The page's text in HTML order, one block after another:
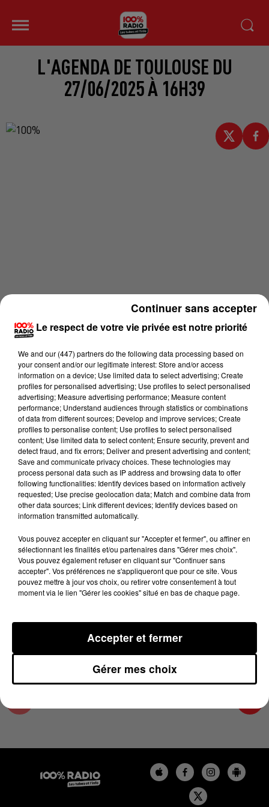
L'AGENDA DE TOULOUSE DU
27/06/2025 À 16H39
Lecture (1 min 15 sec)
100%
100% Radio l'agenda de Toulouse
27 juin 2025 - 1 min 15 sec
L'AGENDA DE TOULOUSE DU 27/06/2025 À
16H39
L'agenda de Toulouse
Le respect de votre vie privée est notre priorité
We and our (447) partnersdo the following data processing based on
your consent and/or our legitimate interest: Store and/or access
information on a device; Use limited data to select advertising; Create
profiles for personalised advertising; Use profiles to select personalised
advertising; Measure advertising performance; Measure content
performance; Understand audiences through statistics or combinations
of data from different sources; Develop and improve services; Create
profiles to personalise content; Use profiles to select personalised
content; Use limited data to select content; Ensure security, prevent and
detect fraud, and fix errors; Deliver and present advertising and content;
Save and communicate privacy choices. These technologies may
process personal data such as IP address and browsing data to offer
following functionalities: Identify devices based on information actively
requested; Use precise geolocation data; Match and combine data from
other data sources; Link different devices; Identify devices based on
information transmitted automatically.
Vous pouvez accepter en cliquant sur "Accepter et fermer", ou affiner en
sélectionnant les finalités et/ou partenaires dans "Gérer mes choix".
Vous pouvez également refuser en cliquant sur "Continuer sans
accepter". Vos préférences ne s'appliqueront que pour ce site. Vous
pouvez mettre à jour vos choix, ou retirer votre consentement à tout
moment via le lien "Gérer les cookies" situé en bas de chaque page.
Gérer mes choix
Accepter et fermer
Continuer sans accepter